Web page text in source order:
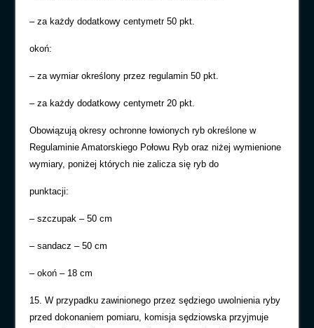
– za każdy dodatkowy centymetr 50 pkt.
okoń:
– za wymiar określony przez regulamin 50 pkt.
– za każdy dodatkowy centymetr 20 pkt.
Obowiązują okresy ochronne łowionych ryb określone w
Regulaminie Amatorskiego Połowu Ryb oraz niżej wymienione
wymiary, poniżej których nie zalicza się ryb do
punktacji:
– szczupak – 50 cm
– sandacz – 50 cm
– okoń – 18 cm
15.W przypadku zawinionego przez sędziego uwolnienia ryby
przed dokonaniem pomiaru, komisja sędziowska przyjmuje